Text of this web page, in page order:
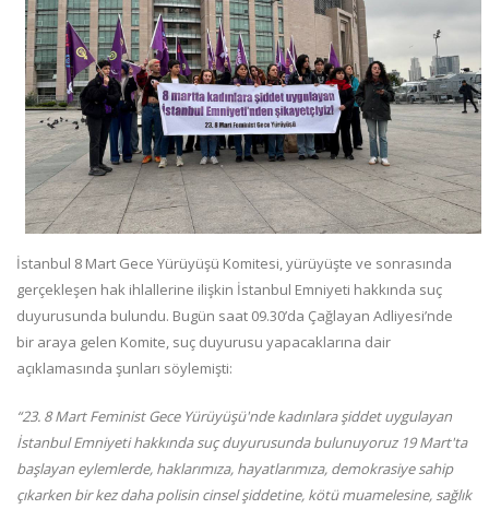
İstanbul 8 Mart Gece Yürüyüşü Komitesi, yürüyüşte ve sonrasında
gerçekleşen hak ihlallerine ilişkin İstanbul Emniyeti hakkında suç
duyurusunda bulundu. Bugün saat 09.30’da Çağlayan Adliyesi’nde
bir araya gelen Komite, suç duyurusu yapacaklarına dair
açıklamasında şunları söylemişti:
“23. 8 Mart Feminist Gece Yürüyüşü'nde kadınlara şiddet uygulayan
İstanbul Emniyeti hakkında suç duyurusunda bulunuyoruz 19 Mart'ta
başlayan eylemlerde, haklarımıza, hayatlarımıza, demokrasiye sahip
çıkarken bir kez daha polisin cinsel şiddetine, kötü muamelesine, sağlık